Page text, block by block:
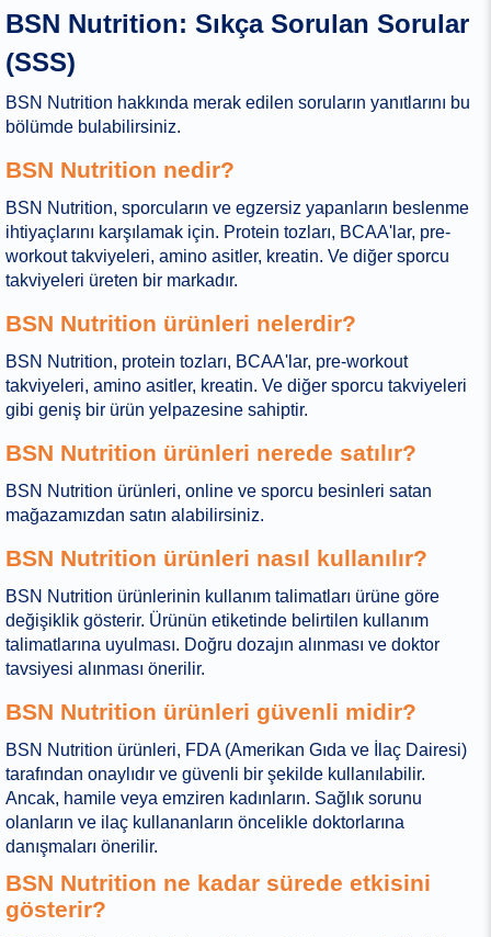
BSN Nutrition: Sıkça Sorulan Sorular
(SSS)
BSN Nutrition hakkında merak edilen soruların yanıtlarını bu
bölümde bulabilirsiniz.
BSN Nutrition nedir?
BSN Nutrition, sporcuların ve egzersiz yapanların beslenme
ihtiyaçlarını karşılamak için. Protein tozları, BCAA'lar, pre-
workout takviyeleri, amino asitler, kreatin. Ve diğer sporcu
takviyeleri üreten bir markadır.
BSN Nutrition ürünleri nelerdir?
BSN Nutrition, protein tozları, BCAA'lar, pre-workout
takviyeleri, amino asitler, kreatin. Ve diğer sporcu takviyeleri
gibi geniş bir ürün yelpazesine sahiptir.
BSN Nutrition ürünleri nerede satılır?
BSN Nutrition ürünleri, online ve sporcu besinleri satan
mağazamızdan satın alabilirsiniz.
BSN Nutrition ürünleri nasıl kullanılır?
BSN Nutrition ürünlerinin kullanım talimatları ürüne göre
değişiklik gösterir. Ürünün etiketinde belirtilen kullanım
talimatlarına uyulması. Doğru dozajın alınması ve doktor
tavsiyesi alınması önerilir.
BSN Nutrition ürünleri güvenli midir?
BSN Nutrition ürünleri, FDA (Amerikan Gıda ve İlaç Dairesi)
tarafından onaylıdır ve güvenli bir şekilde kullanılabilir.
Ancak, hamile veya emziren kadınların. Sağlık sorunu
olanların ve ilaç kullananların öncelikle doktorlarına
danışmaları önerilir.
BSN Nutrition ne kadar sürede etkisini
gösterir?